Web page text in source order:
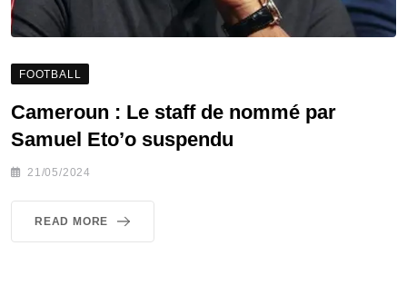
FOOTBALL
Cameroun : Le staff de nommé par
Samuel Eto’o suspendu
21/05/2024
READ MORE